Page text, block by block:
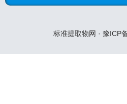
标准提取物网 · 豫ICP